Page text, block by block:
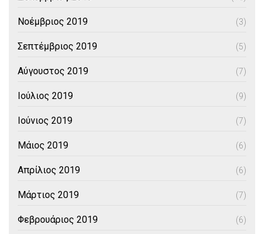
Νοέμβριος 2019 (3)
Σεπτέμβριος 2019 (5)
Αύγουστος 2019 (7)
Ιούλιος 2019 (9)
Ιούνιος 2019 (7)
Μάιος 2019 (6)
Απρίλιος 2019 (6)
Μάρτιος 2019 (7)
Φεβρουάριος 2019 (6)